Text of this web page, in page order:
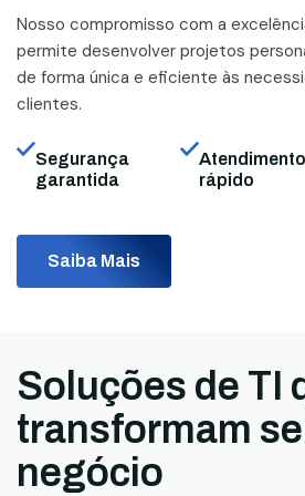
Nosso compromisso com a
permite desenvolver projetos
de forma única e eficiente às
clientes.
Segurança
garantida
Atendimento
rápido
Saiba Mais
Soluções de TI
transformam
negócio